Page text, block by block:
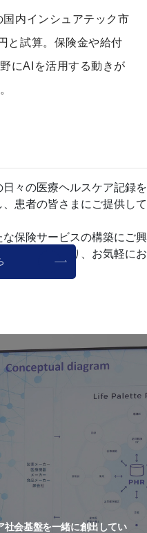
内インシュアテック市
と試算。保険金や給付
にAIを活用する動きが
々の医療ヘルスケア記録を
患者の皆さまにご提供して
保険サービスの構築にご興
フォームより、お気軽にお
社会基盤を一緒に創出してい